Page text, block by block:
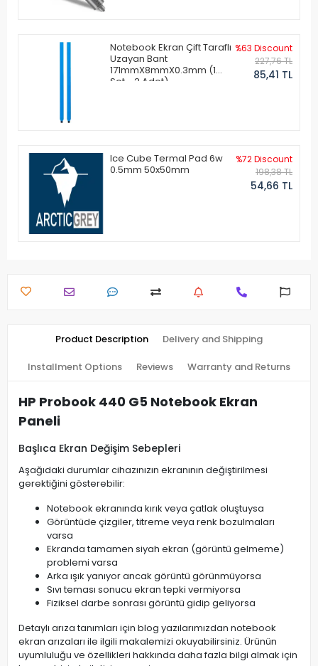
Notebook Ekran Çift Taraflı
Uzayan Bant
171mmX8mmX0.3mm (1
Set - 2 Adet)
%63 Discount
227,76 TL
85,41 TL
Ice Cube Termal Pad 6w
0.5mm 50x50mm
%72 Discount
198,38 TL
54,66 TL
Product Description Delivery and Shipping
Installment Options Reviews Warranty and Returns
HP Probook 440 G5 Notebook Ekran
Paneli
Başlıca Ekran Değişim Sebepleri
Aşağıdaki durumlar cihazınızın ekranının değiştirilmesi
gerektiğini gösterebilir:
Notebook ekranında kırık veya çatlak oluştuysa
Görüntüde çizgiler, titreme veya renk bozulmaları
varsa
Ekranda tamamen siyah ekran (görüntü gelmeme)
problemi varsa
Arka ışık yanıyor ancak görüntü görünmüyorsa
Sıvı teması sonucu ekran tepki vermiyorsa
Fiziksel darbe sonrası görüntü gidip geliyorsa
Detaylı arıza tanımları için blog yazılarımızdan notebook
ekran arızaları ile ilgili makalemizi okuyabilirsiniz. Ürünün
uyumluluğu ve özellikleri hakkında daha fazla bilgi almak için